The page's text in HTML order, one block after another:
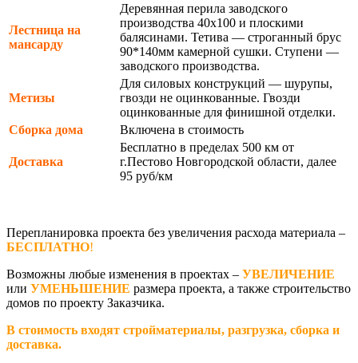
Лестница на
мансарду
Деревянная перила заводского
производства 40х100 и плоскими
балясинами. Тетива — строганный брус
90*140мм камерной сушки. Ступени —
заводского производства.
Метизы
Для силовых конструкций — шурупы,
гвозди не оцинкованные. Гвозди
оцинкованные для финишной отделки.
Сборка дома
Включена в стоимость
Доставка
Бесплатно в пределах 500 км от
г.Пестово Новгородской области, далее
95 руб/км
Перепланировка проекта без увеличения расхода материала –
БЕСПЛАТНО!
Возможны любые изменения в проектах – УВЕЛИЧЕНИЕ
или УМЕНЬШЕНИЕ размера проекта, а также строительство
домов по проекту Заказчика.
В стоимость входят стройматериалы, разгрузка, сборка и
доставка.